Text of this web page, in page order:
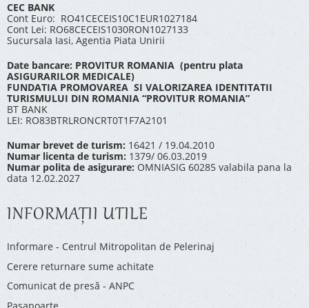
CEC BANK
Cont Euro: RO41CECEIS10C1EUR1027184
Cont Lei: RO68CECEIS1030RON1027133
Sucursala Iasi, Agentia Piata Unirii
Date bancare: PROVITUR ROMANIA (pentru plata
ASIGURARILOR MEDICALE)
FUNDATIA PROMOVAREA SI VALORIZAREA IDENTITATII
TURISMULUI DIN ROMANIA “PROVITUR ROMANIA”
BT BANK
LEI: RO83BTRLRONCRT0T1F7A2101
Numar brevet de turism: 16421 / 19.04.2010
Numar licenta de turism: 1379/ 06.03.2019
Numar polita de asigurare: OMNIASIG 60285 valabila pana la
data 12.02.2027
INFORMAŢII UTILE
Informare - Centrul Mitropolitan de Pelerinaj
Cerere returnare sume achitate
Comunicat de presă - ANPC